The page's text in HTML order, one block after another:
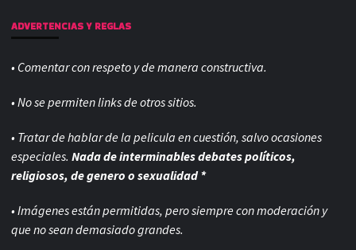
ADVERTENCIAS Y REGLAS
• Comentar con respeto y de manera constructiva.
• No se permiten links de otros sitios.
• Tratar de hablar de la pelicula en cuestión, salvo ocasiones
especiales. Nada de interminables debates políticos,
religiosos, de genero o sexualidad *
• Imágenes están permitidas, pero siempre conmoderación y
que no sean demasiado grandes.